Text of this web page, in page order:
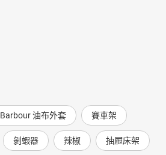
Barbour 油布外套 賽車架
剝蝦器 辣椒 抽屜床架